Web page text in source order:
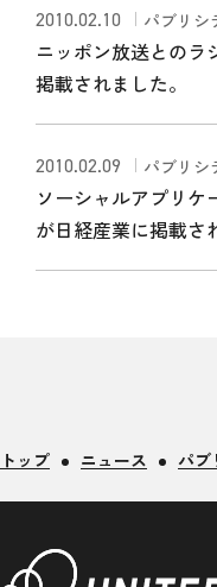
2010.02.10 パブリシ
ニッポン放送とのラ
掲載されました。
2010.02.09 パブリシ
ソーシャルアプリケ
が日経産業に掲載さ
トップ ニュース パブ